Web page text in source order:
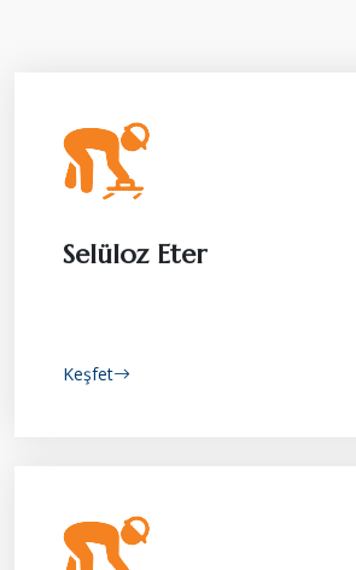
Selüloz Eter
Keşfet